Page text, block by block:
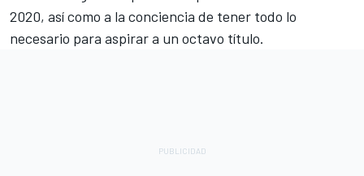
2020, así como a la conciencia de tener todo lo
necesario para aspirar a un octavo título.